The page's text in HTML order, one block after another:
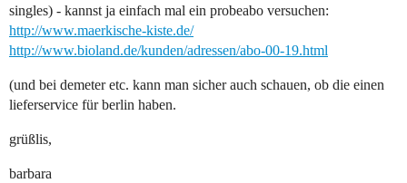
singles) - kannst ja einfach mal ein probeabo versuchen:
http://www.maerkische-kiste.de/
http://www.bioland.de/kunden/adressen/abo-00-19.html
(und bei demeter etc. kann man sicher auch schauen, ob die einen
lieferservice für berlin haben.
grüßlis,
barbara